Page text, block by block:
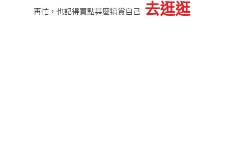
再忙，也記得買點甚麼犒賞自己 去逛逛